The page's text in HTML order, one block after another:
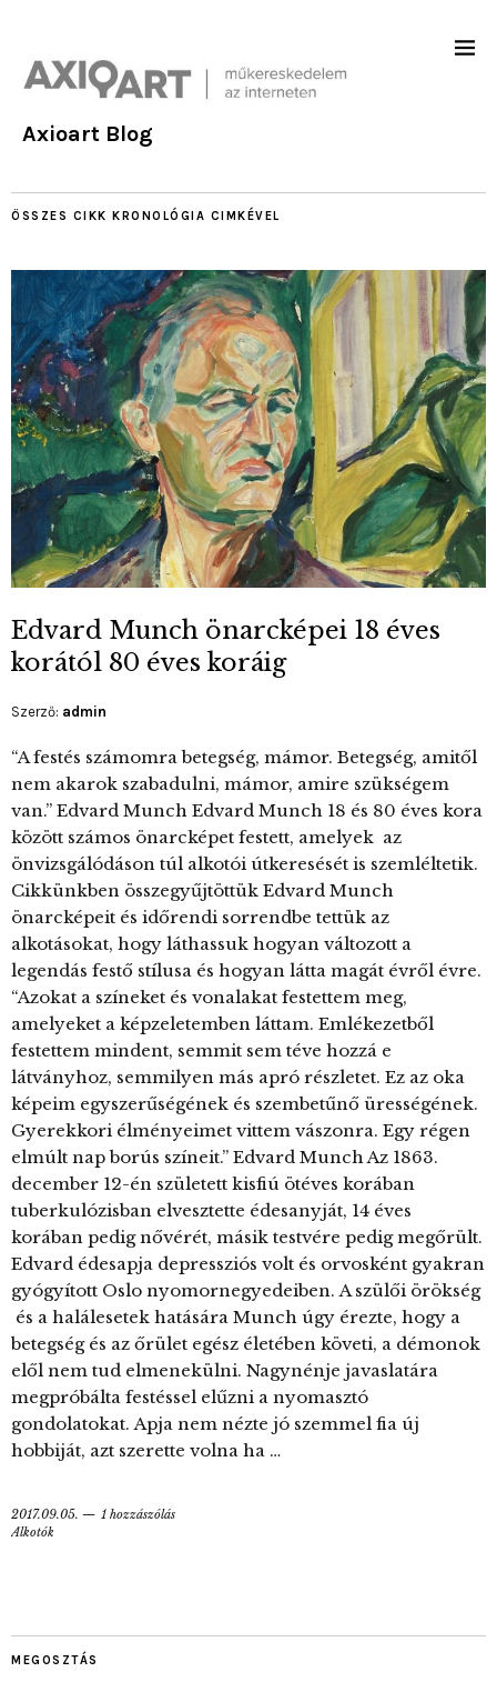
Axioart Blog
ÖSSZES CIKK KRONOLÓGIA CIMKÉVEL
Edvard Munch önarcképei 18 éves
korától 80 éves koráig
Szerző: admin
“A festés számomra betegség, mámor. Betegség, amitől
nem akarok szabadulni, mámor, amire szükségem
van.” Edvard Munch Edvard Munch 18 és 80 éves kora
között számos önarcképet festett, amelyek az
önvizsgálódáson túl alkotói útkeresését is szemléltetik.
Cikkünkben összegyűjtöttük Edvard Munch
önarcképeit és időrendi sorrendbe tettük az
alkotásokat, hogy láthassuk hogyan változott a
legendás festő stílusa és hogyan látta magát évről évre.
“Azokat a színeket és vonalakat festettem meg,
amelyeket a képzeletemben láttam. Emlékezetből
festettem mindent, semmit sem téve hozzá e
látványhoz, semmilyen más apró részletet. Ez az oka
képeim egyszerűségének és szembetűnő ürességének.
Gyerekkori élményeimet vittem vászonra. Egy régen
elmúlt nap borús színeit.” Edvard Munch Az 1863.
december 12-én született kisfiú ötéves korában
tuberkulózisban elvesztette édesanyját, 14 éves
korában pedig nővérét, másik testvére pedig megőrült.
Edvard édesapja depressziós volt és orvosként gyakran
gyógyított Oslo nyomornegyedeiben. A szülői örökség
és a halálesetek hatására Munch úgy érezte, hogy a
betegség és az őrület egész életében követi, a démonok
elől nem tud elmenekülni. Nagynénje javaslatára
megpróbálta festéssel elűzni a nyomasztó
gondolatokat. Apja nem nézte jó szemmel fia új
hobbiját, azt szerette volna ha …
2017.09.05.
1 hozzászólás
Alkotók
MEGOSZTÁS